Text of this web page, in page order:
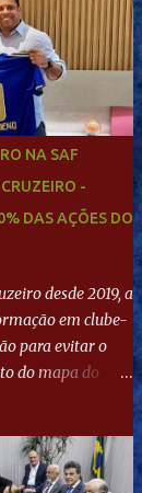
interesse do
NA SAF
-
DAS AÇÕES DO
desde 2019, a
em clube-
para evitar o
do mapa do
Segundo
comprou